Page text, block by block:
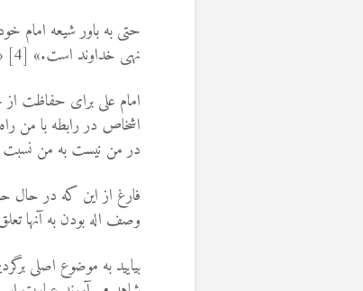
حتی به باور شیعه امام
نهی خداوند است.» [4] «امام حتی می تواند خداوند را وصف نماید.» [5]
امام علی برای حفاظت
اشخاص در رابطه با من
در من نیست به من نسبت
فارغ از این که در حال
وصف اله بودن به آنها
بیایید به موضوع اصلی